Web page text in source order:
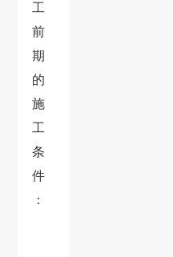
工
前
期
的
施
工
条
件
：